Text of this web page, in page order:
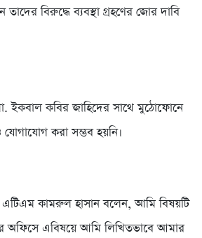
তাদের বিরুদ্ধে ব্যবস্থা গ্রহণের জোর দাবি
ইকবাল কবির জাহিদের সাথে মুঠোফোনে
যোগাযোগ করা সম্ভব হয়নি।
এটিএম কামরুল হাসান বলেন, আমি বিষয়টি
অফিসে এবিষয়ে আমি লিখিতভাবে আমার